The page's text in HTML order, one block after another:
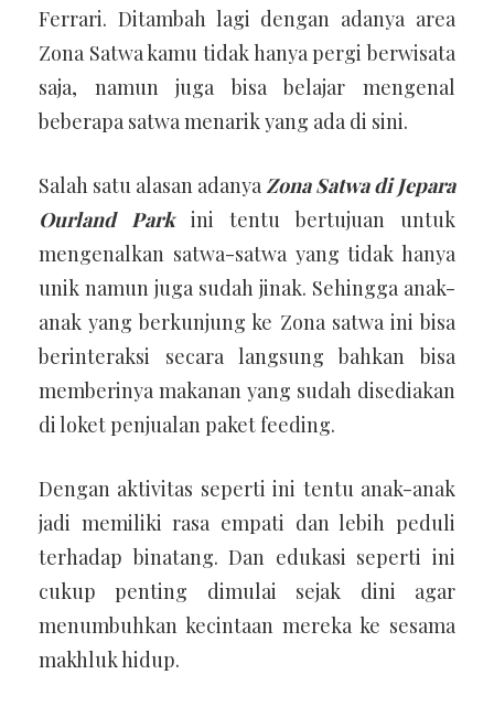
Ferrari. Ditambah lagi dengan adanya area
Zona Satwa kamu tidak hanya pergi berwisata
saja, namun juga bisa belajar mengenal
beberapa satwa menarik yang ada di sini.
Salah satu alasan adanyaZona Satwa di Jepara
Ourland Parkini tentu bertujuan untuk
mengenalkan satwa-satwa yang tidak hanya
unik namun juga sudah jinak. Sehingga anak-
anak yang berkunjung ke Zona satwa ini bisa
berinteraksi secara langsung bahkan bisa
memberinya makanan yang sudah disediakan
di loket penjualan paket feeding.
Dengan aktivitas seperti ini tentu anak-anak
jadi memiliki rasa empati dan lebih peduli
terhadap binatang.Dan edukasi seperti ini
cukup penting dimulai sejak dini agar
menumbuhkan kecintaan mereka ke sesama
makhluk hidup.